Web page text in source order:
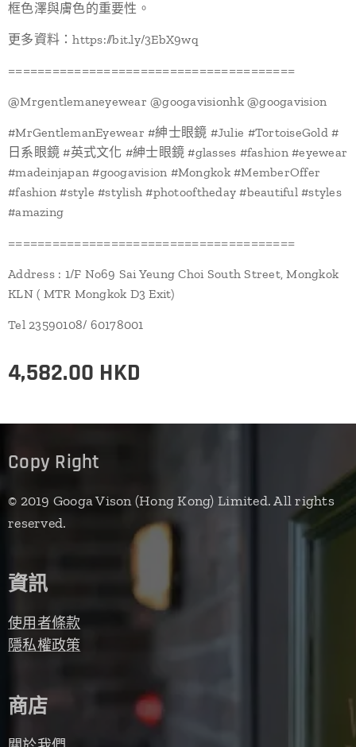
框色澤與膚色的重要性。
更多資料：https://bit.ly/3EbX9wq
=======================================
@Mrgentlemaneyewear @googavisionhk @googavision
#MrGentlemanEyewear #紳士眼鏡 #Julie #TortoiseGold #
日系眼鏡 #英式文化 #紳士眼鏡 #glasses #fashion #eyewear
#madeinjapan #googavision #Mongkok #MemberOffer
#fashion #style #stylish #photooftheday #beautiful #styles
#amazing
=======================================
Address : 1/F No69 Sai Yeung Choi South Street, Mongkok
KLN ( MTR Mongkok D3 Exit)
Tel 23590108/ 60178001
4,582.00 HKD
Copy Right
© 2019 Googa Vison (Hong Kong) Limited. All rights
reserved.
資訊
使用者條款
隱私權政策
商店